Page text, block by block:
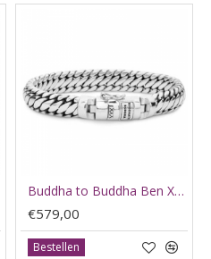
Buddha to Buddha Ben XS maat G 23cm - 65615
€579,00
Bestellen